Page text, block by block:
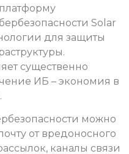
Solar
для защиты
существенно
ИБ – экономия в
можно
от вредоносного
каналы связи